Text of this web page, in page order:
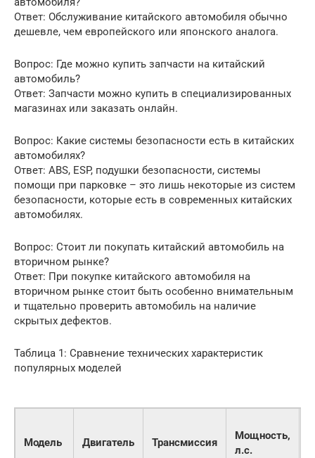
Ответ: Обслуживание китайского автомобиля обычно
дешевле, чем европейского или японского аналога.
Вопрос: Где можно купить запчасти на китайский
автомобиль?
Ответ: Запчасти можно купить в специализированных
магазинах или заказать онлайн.
Вопрос: Какие системы безопасности есть в китайских
автомобилях?
Ответ: ABS, ESP, подушки безопасности, системы
помощи при парковке – это лишь некоторые из систем
безопасности, которые есть в современных китайских
автомобилях.
Вопрос: Стоит ли покупать китайский автомобиль на
вторичном рынке?
Ответ: При покупке китайского автомобиля на
вторичном рынке стоит быть особенно внимательным
и тщательно проверить автомобиль на наличие
скрытых дефектов.
Таблица 1: Сравнение технических характеристик
популярных моделей
Модель Двигатель Трансмиссия
Мощность,
л.с.